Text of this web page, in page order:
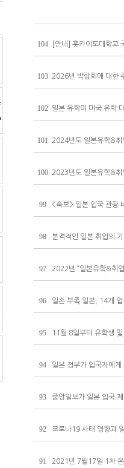
104 [안내] 홋카이도대학교
103 2026년 박람회에 대한
102 일본 유학이 미국 유학
101 2024년도 일본유학&
100 2023년도 일본유학&취
99 <속보> 일본 입국 관광
98 본격적인 일본 취업의
97 2022년 “일본유학&취
96 일손 부족 일본, 14개
95 11월 8일부터 유학생
94 일본 정부가 입국자에
93 중앙일보가 일본 입국
92 코로나19 사태 영향과
91 2021년 7월17일 1차